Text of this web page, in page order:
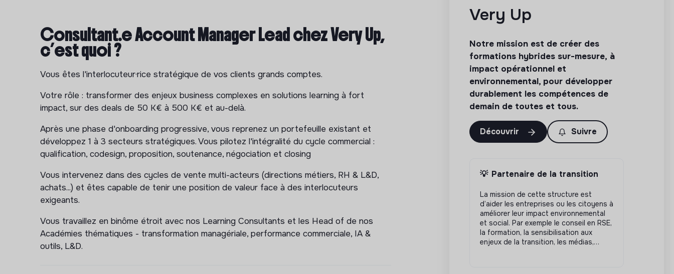
Consultant.e Account Manager Lead chez Very Up,
c’est quoi ?
Vous êtes l'interlocuteur·rice stratégique de vos clients grands comptes.
Votre rôle : transformer des enjeux business complexes en solutions learning à fort
impact, sur des deals de 50 K€ à 500 K€ et au-delà.
Après une phase d'onboarding progressive, vous reprenez un portefeuille existant et
développez 1 à 3 secteurs stratégiques. Vous pilotez l'intégralité du cycle commercial :
qualification, codesign, proposition, soutenance, négociation et closing
Vous intervenez dans des cycles de vente multi-acteurs (directions métiers, RH & L&D,
achats...) et êtes capable de tenir une position de valeur face à des interlocuteurs
exigeants.
Vous travaillez en binôme étroit avec nos Learning Consultants et les Head of de nos
Académies thématiques - transformation managériale, performance commerciale, IA &
outils, L&D.
Very Up
Notre mission est de créer des
formations hybrides sur-mesure, à
impact opérationnel et
environnemental, pour développer
durablement les compétences de
demain de toutes et tous.
Découvrir Suivre
💡 Partenaire de la transition
La mission de cette structure est
d’aider les entreprises ou les citoyens à
améliorer leur impact environnemental
et social. Par exemple le conseil en RSE,
la formation, la sensibilisation aux
enjeux de la transition, les médias,…